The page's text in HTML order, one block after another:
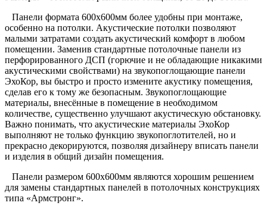
Панели формата 600х600мм более удобны при монтаже,
особенно на потолки. Акустические потолки позволяют
малыми затратами создать акустический комфорт в любом
помещении. Заменив стандартные потолочные панели из
перфорированного ДСП (горючие и не обладающие никакими
акустическими свойствами) на звукопоглощающие панели
ЭхоКор, вы быстро и просто измените акустику помещения,
сделав его к тому же безопасным. Звукопоглощающие
материалы, внесённые в помещение в необходимом
количестве, существенно улучшают акустическую обстановку.
Важно понимать, что акустические материалы ЭхоКор
выполняют не только функцию звукопоглотителей, но и
прекрасно декорируются, позволяя дизайнеру вписать панели
и изделия в общий дизайн помещения.
Панели размером 600х600мм являются хорошим решением
для замены стандартных панелей в потолочных конструкциях
типа «Армстронг».